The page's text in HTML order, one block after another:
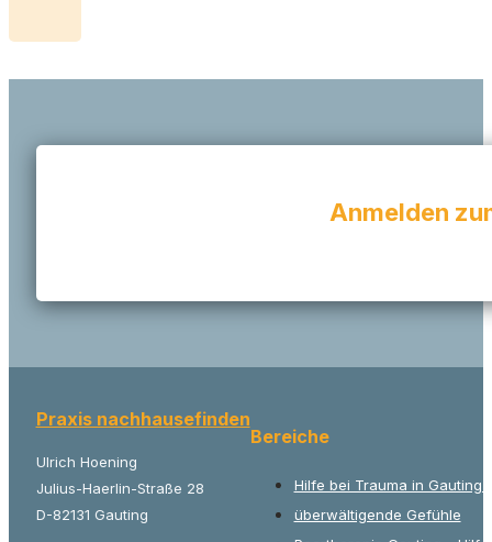
Anmelden
Praxis nachhausefinden
Ulrich Hoening
Julius-Haerlin-Straße 28
D-82131 Gauting
Bereiche
Hilfe bei Trauma in Gauting
überwältigende Gefühle